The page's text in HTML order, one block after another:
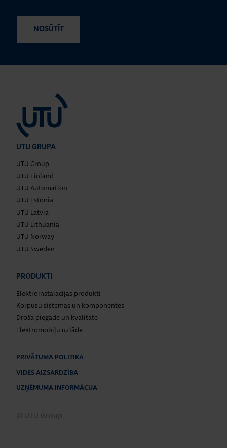
UTU GRUPA
UTU Group
UTU Finland
UTU Automation
UTU Estonia
UTU Latvia
UTU Lithuania
UTU Norway
UTU Sweden
PRODUKTI
Elektroinstalācijas produkti
Korpusu sistēmas un komponentes
Droša piegāde un kvalitāte
Elektromobiļu uzlāde
PRIVĀTUMA POLITIKA
VIDES AIZSARDZĪBA
UZŅĒMUMA INFORMĀCIJA
© UTU Group